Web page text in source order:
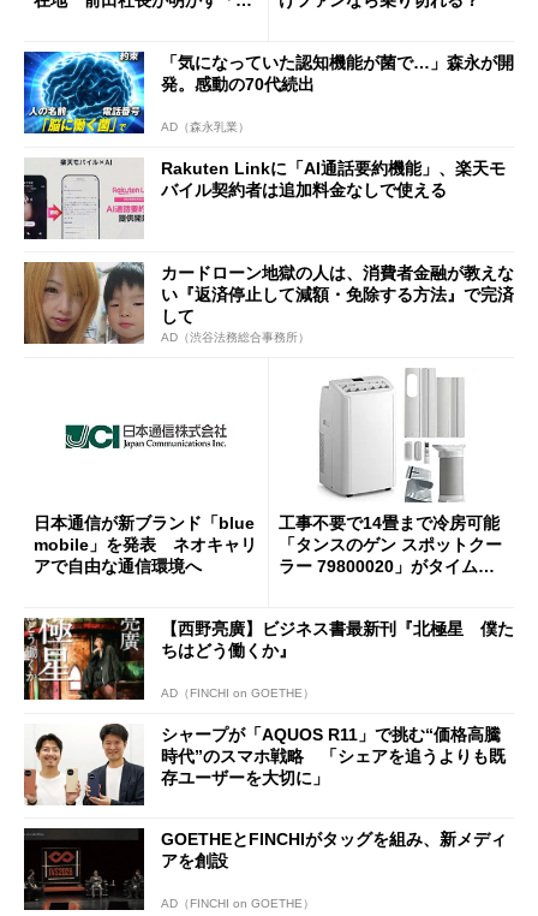
「気になっていた認知機能が菌で…」森永が開
発。感動の70代続出
AD（森永乳業）
Rakuten Linkに「AI通話要約機能」、楽天モ
バイル契約者は追加料金なしで使える
カードローン地獄の人は、消費者金融が教えな
い『返済停止して減額・免除する方法』で完済
して
AD（渋谷法務総合事務所）
日本通信が新ブランド「blue
mobile」を発表 ネオキャリ
アで自由な通信環境へ
工事不要で14畳まで冷房可能
「タンスのゲン スポットクー
ラー 79800020」がタイムセ
【西野亮廣】ビジネス書最新刊『北極星 僕た
ちはどう働くか』
AD（FINCHI on GOETHE）
シャープが「AQUOS R11」で挑む“価格高騰
時代”のスマホ戦略 「シェアを追うよりも既
存ユーザーを大切に」
GOETHEとFINCHIがタッグを組み、新メディ
アを創設
AD（FINCHI on GOETHE）